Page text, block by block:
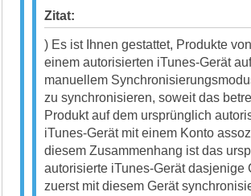
Zitat:
) Es ist Ihnen gestattet, Produkte
einem autorisierten iTunes-Gerät
manuellem
zu synchronisieren, soweit das
Produkt auf dem ursprünglich
iTunes-Gerät mit einem Konto
diesem Zusammenhang ist das
autorisierte iTunes-Gerät dasjenige
zuerst mit diesem Gerät